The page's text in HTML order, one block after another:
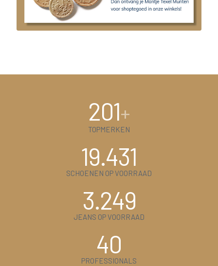
201+
TOPMERKEN
19.431
SCHOENEN OP VOORRAAD
3.249
JEANS OP VOORRAAD
40
PROFESSIONALS